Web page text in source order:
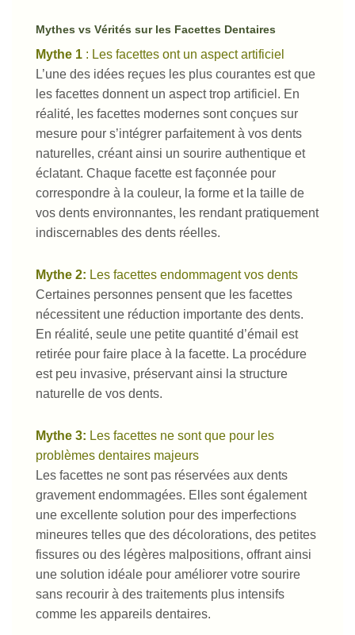
Mythes vs Vérités sur les Facettes Dentaires
Mythe 1 : Les facettes ont un aspectartificiel
L’une des idées reçues les plus courantes est que
les facettes donnent un aspect trop artificiel. En
réalité, les facettes modernes sont conçues sur
mesure pour s’intégrer parfaitementà vos dents
naturelles, créant ainsi un sourire authentique et
éclatant. Chaque facette est façonnée pour
correspondre à la couleur, la forme et la taille de
vos dents environnantes, les rendant pratiquement
indiscernables des dents réelles.
Mythe 2: Les facettes endommagent vos dents
Certaines personnes pensent que les facettes
nécessitent une réduction importante des dents.
En réalité, seule une petite quantité d’émail est
retirée pour faire place à la facette. La procédure
est peu invasive, préservant ainsi la structure
naturelle de vos dents.
Mythe 3: Les facettes ne sont que pour les
problèmes dentaires majeurs
Les facettes ne sont pas réservées aux dents
gravement endommagées. Elles sont également
une excellente solution pour des imperfections
mineures telles que des décolorations, des petites
fissures ou des légères malpositions, offrant ainsi
une solution idéale pour améliorer votre sourire
sans recourir à des traitements plus intensifs
comme les appareils dentaires.